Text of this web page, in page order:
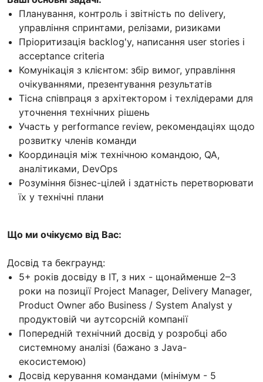
Планування, контроль і звітність по delivery,
управління спринтами, релізами, ризиками
Пріоритизація backlog'у, написання user stories і
acceptance criteria
Комунікація з клієнтом: збір вимог, управління
очікуваннями, презентування результатів
Тісна співпраця з архітектором і техлідерами для
уточнення технічних рішень
Участь у performance review, рекомендаціях щодо
розвитку членів команди
Координація між технічною командою, QA,
аналітиками, DevOps
Розуміння бізнес-цілей і здатність перетворювати
їх у технічні плани
Що ми очікуємо від Вас:
Досвід та бекграунд:
5+ років досвіду в IT, з них - щонайменше 2–3
роки на позиції Project Manager, Delivery Manager,
Product Owner або Business / System Analyst у
продуктовій чи аутсорсній компанії
Попередній технічний досвід у розробці або
системному аналізі (бажано з Java-
екосистемою)
Досвід керування командами (мінімум - 5